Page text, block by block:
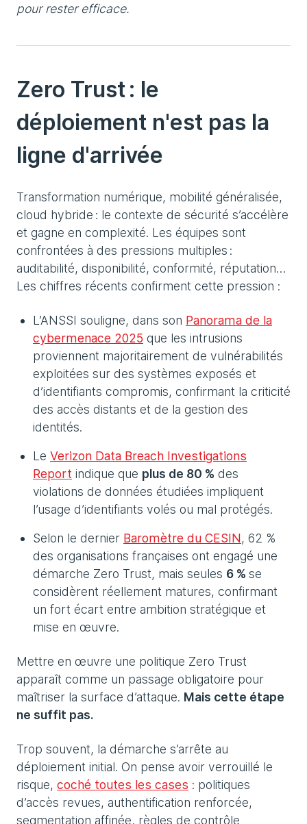
pour rester efficace.
Zero Trust : le
déploiement n'est pas la
ligne d'arrivée
Transformation numérique, mobilité généralisée,
cloud hybride : le contexte de sécurité s’accélère
et gagne en complexité. Les équipes sont
confrontées à des pressions multiples :
auditabilité, disponibilité, conformité, réputation…
Les chiffres récents confirment cette pression :
L’ANSSI souligne, dans son Panorama de la
cybermenace 2025 que les intrusions
proviennent majoritairement de vulnérabilités
exploitées sur des systèmes exposés et
d’identifiants compromis, confirmant la criticité
des accès distants et de la gestion des
identités.
Le Verizon Data Breach Investigations
Report indique que plus de 80 % des
violations de données étudiées impliquent
l’usage d’identifiants volés ou mal protégés.
Selon le dernier Baromètre du CESIN, 62 %
des organisations françaises ont engagé une
démarche Zero Trust, mais seules 6 % se
considèrent réellement matures, confirmant
un fort écart entre ambition stratégique et
mise en œuvre.
Mettre en œuvre une politique Zero Trust
apparaît comme un passage obligatoire pour
maîtriser la surface d’attaque. Mais cette étape
ne suffit pas.
Trop souvent, la démarche s’arrête au
déploiement initial. On pense avoir verrouillé le
risque, coché toutes les cases : politiques
d’accès revues, authentification renforcée,
segmentation affinée, règles de contrôle